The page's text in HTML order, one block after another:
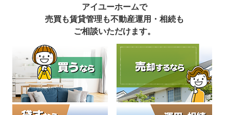
アイユーホームで
売買も賃貸管理も不動産運用・相続も
ご相談いただけます。